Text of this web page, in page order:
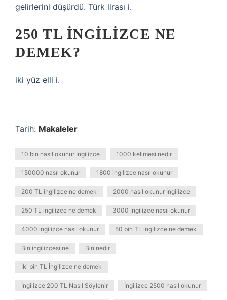
gelirlerini düşürdü. Türk lirası i.
250 TL INGILIZCE NE
DEMEK?
iki yüz elli i.
Tarih: Makaleler
10 bin nasıl okunur İngilizce 1000 kelimesi nedir
150000 nasıl okunur 1800 ingilizce nasıl okunur
200 TL ingilizce ne demek 2000 nasıl okunur İngilizce
250 TL ingilizce ne demek 3000 İngilizce nasıl okunur
4000 ingilizce nasıl okunur 50 bin TL ingilizce ne demek
Bin ingilizcesi ne Bin nedir
İki bin TL İngilizce ne demek
İngilizce 200 TL Nasıl Söylenir İngilizce 2500 nasıl okunur